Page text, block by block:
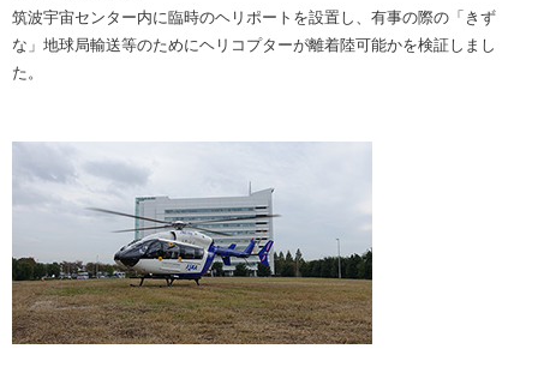
筑波宇宙センター内に臨時のヘリポートを設置し、有事の際の「きず
な」地球局輸送等のためにヘリコプターが離着陸可能かを検証しまし
た。